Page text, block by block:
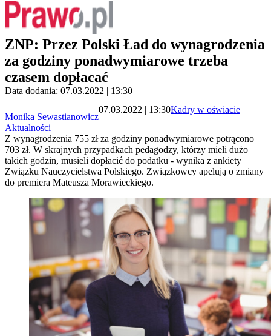
ZNP: Przez Polski Ład do wynagrodzenia
za godziny ponadwymiarowe trzeba
czasem dopłacać
Data dodania: 07.03.2022 | 13:30
Monika Sewastianowicz
07.03.2022 | 13:30Kadry w oświacie
Aktualności
Z wynagrodzenia 755 zł za godziny ponadwymiarowe potrącono
703 zł. W skrajnych przypadkach pedagodzy, którzy mieli dużo
takich godzin, musieli dopłacić do podatku - wynika z ankiety
Związku Nauczycielstwa Polskiego. Związkowcy apelują o zmiany
do premiera Mateusza Morawieckiego.